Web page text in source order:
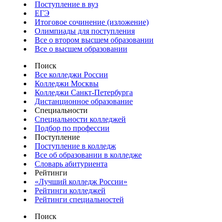
Поступление в вуз
ЕГЭ
Итоговое сочинение (изложение)
Олимпиады для поступления
Все о втором высшем образовании
Все о высшем образовании
Поиск
Все колледжи России
Колледжи Москвы
Колледжи Санкт-Петербурга
Дистанционное образование
Специальности
Специальности колледжей
Подбор по профессии
Поступление
Поступление в колледж
Все об образовании в колледже
Словарь абитуриента
Рейтинги
«Лучший колледж России»
Рейтинги колледжей
Рейтинги специальностей
Поиск